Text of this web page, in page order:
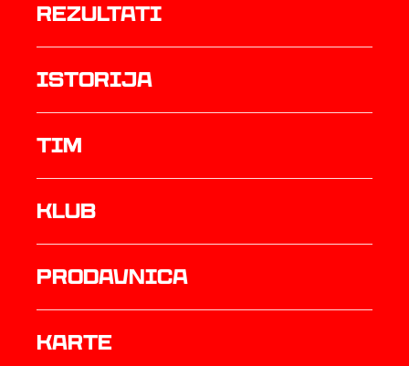
rezultati
istorija
TIM
Klub
prodavnica
Karte